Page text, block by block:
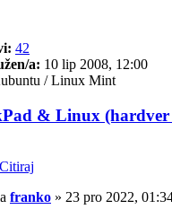
42
a: 10 lip 2008, 12:00
/ Linux Mint
& Linux (hardver
Citiraj
franko » 23 pro 2022,